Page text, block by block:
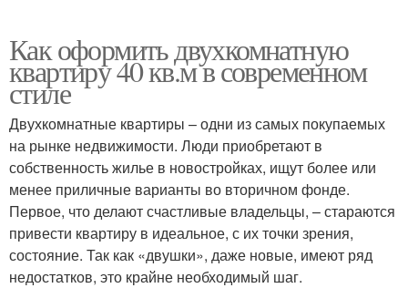
Как оформить двухкомнатную
квартиру 40 кв.м в современном
стиле
Двухкомнатные квартиры – одни из самых покупаемых
на рынке недвижимости. Люди приобретают в
собственность жилье в новостройках, ищут более или
менее приличные варианты во вторичном фонде.
Первое, что делают счастливые владельцы, – стараются
привести квартиру в идеальное, с их точки зрения,
состояние. Так как «двушки», даже новые, имеют ряд
недостатков, это крайне необходимый шаг.